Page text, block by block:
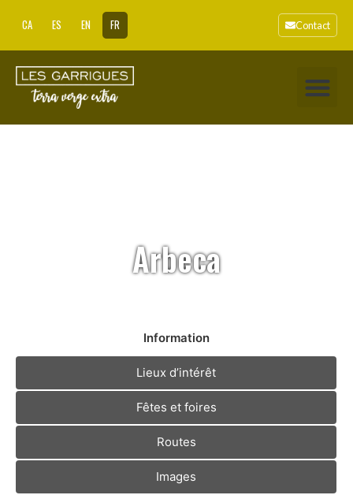
CA ES EN FR Contact
Arbeca
Information
Lieux d’intérêt
Fêtes et foires
Routes
Images